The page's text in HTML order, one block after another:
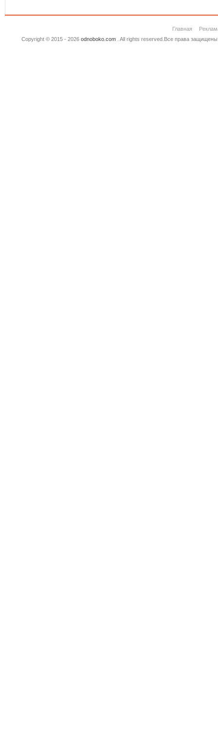
Главная
Copyright © 2015 - 2026 odnoboko.com. All rights reserved.Все права защищены.